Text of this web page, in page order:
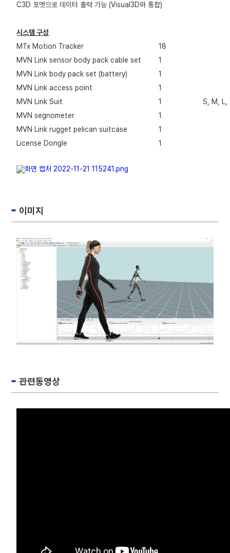
C3D 포맷으로 데이터 출력 가능 (Visual3D와 통합)
시스템 구성
MTx Motion Tracker
18
MVN Link sensor body pack cable set
1
MVN Link body pack set (battery)
1
MVN Link access point
1
MVN Link Suit
1
S, M, L,
MVN segnometer
1
MVN Link rugget pelican suitcase
1
License Dongle
1
이미지
관련동영상